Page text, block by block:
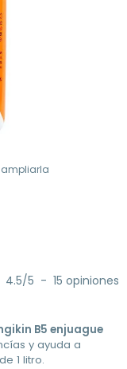
4.5/5 - 15 opiniones
B5 enjuague
y ayuda a
1 litro.